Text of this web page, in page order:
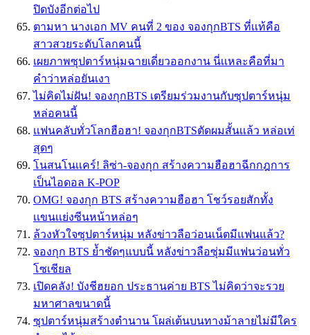
ปิดบังอีกต่อไป
ตามหา นางเอก MV คนที่ 2 ของ จองกุกBTS ที่เเท้คือ
สาวสวยระดับโลกคนนี้
เผยภาพซุปตาร์หนุ่มฉายเดี่ยวออกงาน นี่เเหละคือที่มา
คำว่าหล่อยันเงา
ไม่คิดไม่ฝัน! จองกุกBTS เตรียมร่วมงานกับซุปตาร์หนุ่ม
หล่อคนนี้
เเฟนคลับทั่วโลกฮือฮา! จองกุกBTSตัดผมสั้นเเล้ว หล่อเท่
สุดๆ
โนสนโนเเคร์! ลิซ่า-จองกุก สร้างความฮือฮาฉีกกฎการ
เป็นไอดอล K-POP
OMG! จองกุก BTS สร้างความฮือฮา โชว์รอยสักทั้ง
เเขนเเย่งซีนหน้าหล่อๆ
ล้วงหัวใจซุปตาร์หนุ่ม หลังข่าวลือว่อนเน็ตมีแฟนแล้ว?
จองกุก BTS ย้ำชัดๆแบบนี้ หลังข่าวลือซุ่มมีแฟนว่อนทั่ว
โซเชียล
เปิดคลัง! บังชีฮยอก ประธานค่าย BTS ไม่คิดว่าจะรวย
มหาศาลขนาดนี้
ซุปตาร์หนุ่มสร้างตำนาน โผล่เต้นบนทางม้าลายไม่มีใคร